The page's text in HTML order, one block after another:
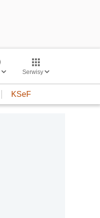
Serwisy
KSeF